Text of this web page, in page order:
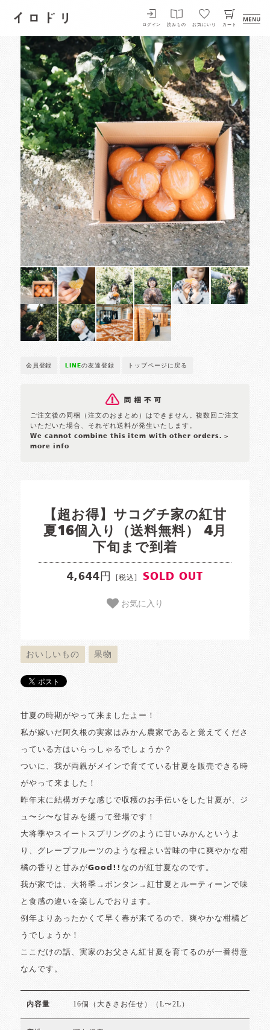
イロドリ
ログイン 読みもの お気にいり カート
会員登録 LINEの友達登録 トップページに戻る
ご注文後の同梱（注文のおまとめ）はできません。複数回ご注文
いただいた場合、それぞれ送料が発生いたします。
We cannot combine this item with other orders. >
more info
【超お得】サコグチ家の紅甘
夏16個入り（送料無料） 4月
下旬まで到着
4,644円 [税込] SOLD OUT
お気に入り
おいしいもの 果物
甘夏の時期がやって来ましたよー！
私が嫁いだ阿久根の実家はみかん農家であると覚えてくださ
っている方はいらっしゃるでしょうか？
ついに、我が両親がメインで育てている甘夏を販売できる時
がやって来ました！
昨年末に結構ガチな感じで収穫のお手伝いをした甘夏が、ジ
ュ〜シ〜な甘みを纏って登場です！
大将季やスイートスプリングのように甘いみかんというよ
り、グレープフルーツのような程よい苦味の中に爽やかな柑
橘の香りと甘みがGood!!なのが紅甘夏なのです。
我が家では、大将季→ボンタン→紅甘夏とルーティーンで味
と食感の違いを楽しんでおります。
例年よりあったかくて早く春が来てるので、爽やかな柑橘ど
うでしょうか！
ここだけの話、実家のお父さん紅甘夏を育てるのが一番得意
なんです。
内容量 16個（大きさお任せ）（L〜2L）